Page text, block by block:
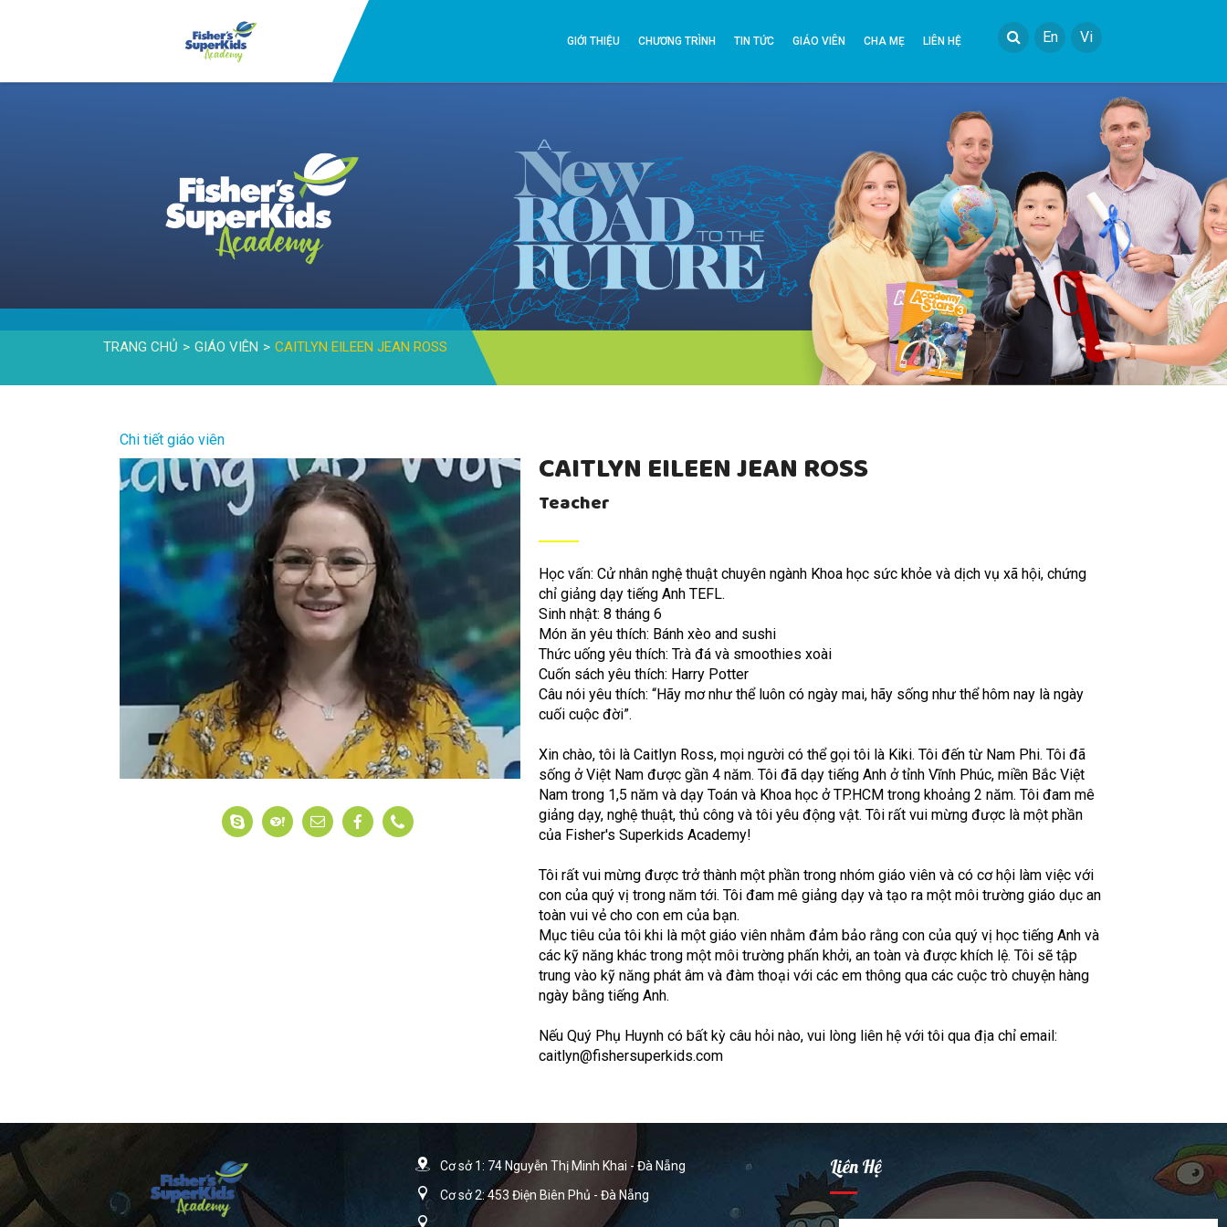
GIỚI THIỆU CHƯƠNG TRÌNH TIN TỨC GIÁO VIÊN CHA MẸ LIÊN HỆ En Vi
TRANG CHỦ GIÁO VIÊN CAITLYN EILEEN JEAN ROSS
Chi tiết giáo viên
CAITLYN EILEEN JEAN ROSS
Teacher
Học vấn: Cử nhân nghệ thuật chuyên ngành Khoa học sức khỏe và dịch vụ xã hội, chứng
chỉ giảng dạy tiếng Anh TEFL.
Sinh nhật: 8 tháng 6
Món ăn yêu thích: Bánh xèo and sushi
Thức uống yêu thích: Trà đá và smoothies xoài
Cuốn sách yêu thích: Harry Potter
Câu nói yêu thích: “Hãy mơ như thể luôn có ngày mai, hãy sống như thể hôm nay là ngày
cuối cuộc đời”.
Xin chào, tôi là Caitlyn Ross, mọi người có thể gọi tôi là Kiki. Tôi đến từ Nam Phi. Tôi đã
sống ở Việt Nam được gần 4 năm. Tôi đã dạy tiếng Anh ở tỉnh Vĩnh Phúc, miền Bắc Việt
Nam trong 1,5 năm và dạy Toán và Khoa học ở TP.HCM trong khoảng 2 năm. Tôi đam mê
giảng dạy, nghệ thuật, thủ công và tôi yêu động vật. Tôi rất vui mừng được là một phần
của Fisher's Superkids Academy!
Tôi rất vui mừng được trở thành một phần trong nhóm giáo viên và có cơ hội làm việc với
con của quý vị trong năm tới. Tôi đam mê giảng dạy và tạo ra một môi trường giáo dục an
toàn vui vẻ cho con em của bạn.
Mục tiêu của tôi khi là một giáo viên nhằm đảm bảo rằng con của quý vị học tiếng Anh và
các kỹ năng khác trong một môi trường phấn khởi, an toàn và được khích lệ. Tôi sẽ tập
trung vào kỹ năng phát âm và đàm thoại với các em thông qua các cuộc trò chuyện hàng
ngày bằng tiếng Anh.
Nếu Quý Phụ Huynh có bất kỳ câu hỏi nào, vui lòng liên hệ với tôi qua địa chỉ email:
caitlyn@fishersuperkids.com
Cơ sở 1: 74 Nguyễn Thị Minh Khai - Đà Nẵng
Cơ sở 2: 453 Điện Biên Phủ - Đà Nẵng
Liên Hệ